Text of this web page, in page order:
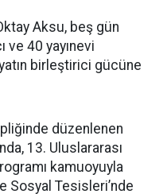
Aksu, beş gün
40 yayınevi
birleştirici gücüne
düzenlenen
13. Uluslararası
kamuoyuyla
Sosyal Tesisleri’nde